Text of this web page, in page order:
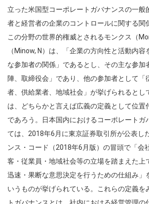
立った米国型コーポレートガバナンスの一般
者と経営者の企業のコントロールに関する関
この分野の世界的権威とされるモンクス（
（Minow, N）は、「企業の方向性と活動内容
な参加者の関係」であるとし、その主な参加
陣、取締役会」であり、他の参加者として「
者、供給業者、地域社会」が挙げられるとし
は、どちらかと言えば広義の定義として位置
であろう。日本国内におけるコーポレートガ
ては、2018年6月に東京証券取引所が公表し
ンス・コード（2018年6月版）の冒頭で「会
客・従業員・地域社会等の立場を踏まえた上
迅速・果断な意思決定を行うための仕組み」
いうものが挙げられている。これらの定義を
トガバナンスとは、社内における経営管理の